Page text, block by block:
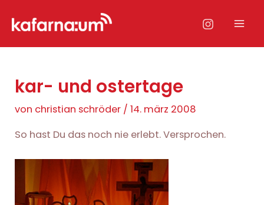
Inhalt
kar- und ostertage
von christian schröder /14. märz 2008
So hast Du das noch nie erlebt. Versprochen.